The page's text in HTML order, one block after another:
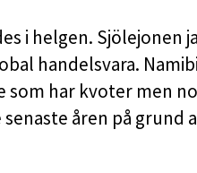
i helgen. Sjölejonen
handelsvara.
som har kvoter men
åren på grund